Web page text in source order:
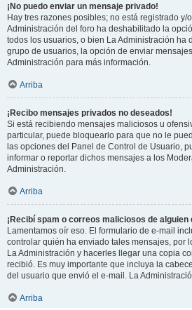
¡No puedo enviar un mensaje privado!
Hay tres razones posibles; no está registrado y/
Administración del foro ha deshabilitado la
todos los usuarios, o bien La Administración ha
grupo de usuarios, la opción de enviar
Administración para más información.
Arriba
¡Recibo mensajes privados no deseados!
Si está recibiendo mensajes maliciosos u
particular, puede bloquearlo para que no le
las opciones del Panel de Control de Usuario,
informar o reportar dichos mensajes a los
Administración.
Arriba
¡Recibí spam o correos maliciosos de alguien
Lamentamos oír eso. El formulario de e-mail
controlar quién ha enviado tales mensajes, por
La Administración y hacerles llegar una copia
recibió. Es muy importante que incluya la
del usuario que envió el e-mail. La
Arriba